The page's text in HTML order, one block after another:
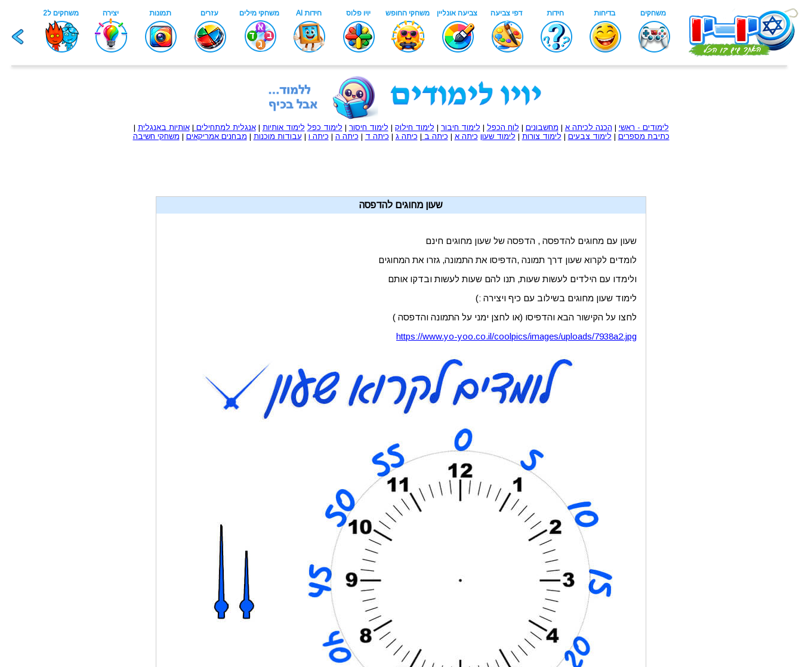
לימודים - ראשי | הכנה לכיתה א | מחשבונים | לוח הכפל | לימוד חיבור | לימוד חילוק | לימוד חיסור | לימוד כפל לימוד אותיות |אנגלית למתחילים |אותיות באנגלית |
כתיבת מספרים | לימוד צבעים | לימוד צורות | לימוד שעון כיתה א | כיתה ב | כיתה ג | כיתה ד | כיתה ה | כיתה ו | עבודות מוכנות | מבחנים אמריקאים | משחקי חשיבה
שעון מחוגים להדפסה
שעון עם מחוגים להדפסה , הדפסה של שעון מחוגים חינם
לומדים לקרוא שעון דרך תמונה ,הדפיסו את התמונה, גזרו את המחוגים
ולימדו עם הילדים לעשות שעות, תנו להם שעות לעשות ובדקו אותם
לימוד שעון מחוגים בשילוב עם כיף ויצירה :)
לחצו על הקישור הבא והדפיסו (או לחצן ימני על התמונה והדפסה )
https://www.yo-yoo.co.il/coolpics/images/uploads/7938a2.jpg